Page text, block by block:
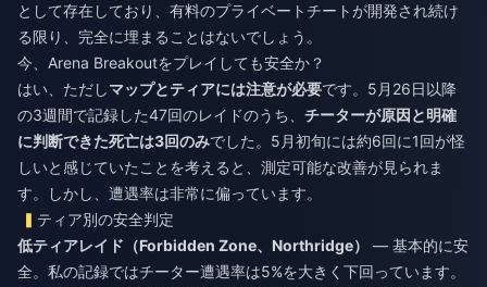
として存在しており、有料のプライベートチートが開発され続け
る限り、完全に埋まることはないでしょう。
今、Arena Breakoutをプレイしても安全か？
はい、ただしマップとティアには注意が必要です。5月26日以降
の3週間で記録した47回のレイドのうち、 チーターが原因と明確
に判断できた死亡は3回のみでした。5月初旬には約6回に1回が怪
しいと感じていたことを考えると、測定可能な改善が見られま
す。しかし、遭遇率は非常に偏っています。
ティア別の安全判定
低ティアレイド（Forbidden Zone、Northridge）
— 基本的に安
全。私の記録ではチーター遭遇率は5%を大きく下回っています。